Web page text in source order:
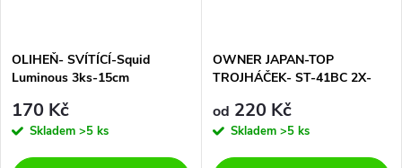
OLIHEŇ- SVÍTÍCÍ-Squid
Luminous 3ks-15cm
170 Kč
Skladem >5 ks
OWNER JAPAN-TOP
TROJHÁČEK- ST-41BC 2X-
od 220 Kč
Skladem >5 ks